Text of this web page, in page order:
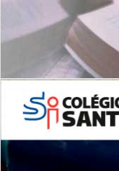
Leituras Literárias
6º AO
Inglês: